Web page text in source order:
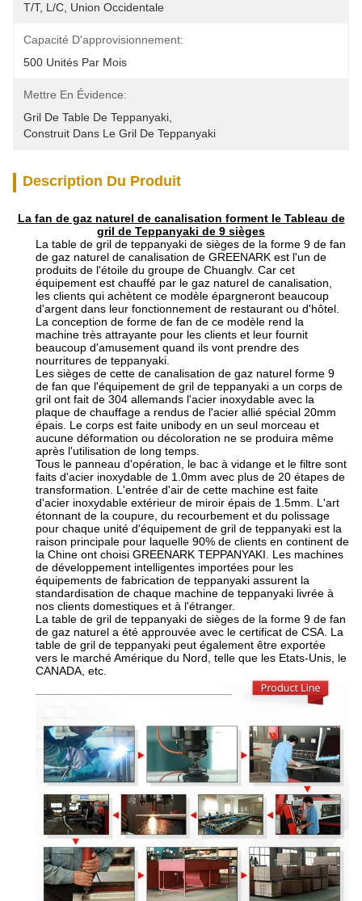
T/T, L/C, Union Occidentale
Capacité D'approvisionnement:
500 Unités Par Mois
Mettre En Évidence:
Gril De Table De Teppanyaki
Construit Dans Le Gril De Teppanyaki
Description Du Produit
La fan de gaz naturel de canalisation forment le Tableau de
gril de Teppanyaki de 9 sièges
La table de gril de teppanyaki de sièges de la forme 9 de fan
de gaz naturel de canalisation de GREENARK est l'un de
produits de l'étoile du groupe de Chuanglv. Car cet
équipement est chauffé par le gaz naturel de canalisation,
les clients qui achètent ce modèle épargneront beaucoup
d'argent dans leur fonctionnement de restaurant ou d'hôtel.
La conception de forme de fan de ce modèle rend la
machine très attrayante pour les clients et leur fournit
beaucoup d'amusement quand ils vont prendre des
nourritures de teppanyaki.
Les sièges de cette de canalisation de gaz naturel forme 9
de fan que l'équipement de gril de teppanyaki a un corps de
gril ont fait de 304 allemands l'acier inoxydable avec la
plaque de chauffage a rendus de l'acier allié spécial 20mm
épais. Le corps est faite unibody en un seul morceau et
aucune déformation ou décoloration ne se produira même
après l'utilisation de long temps.
Tous le panneau d'opération, le bac à vidange et le filtre sont
faits d'acier inoxydable de 1.0mm avec plus de 20 étapes de
transformation. L'entrée d'air de cette machine est faite
d'acier inoxydable extérieur de miroir épais de 1.5mm. L'art
étonnant de la coupure, du recourbement et du polissage
pour chaque unité d'équipement de gril de teppanyaki est la
raison principale pour laquelle 90% de clients en continent de
la Chine ont choisi GREENARK TEPPANYAKI. Les machines
de développement intelligentes importées pour les
équipements de fabrication de teppanyaki assurent la
standardisation de chaque machine de teppanyaki livrée à
nos clients domestiques et à l'étranger.
La table de gril de teppanyaki de sièges de la forme 9 de fan
de gaz naturel a été approuvée avec le certificat de CSA. La
table de gril de teppanyaki peut également être exportée
vers le marché Amérique du Nord, telle que les Etats-Unis, le
CANADA, etc.